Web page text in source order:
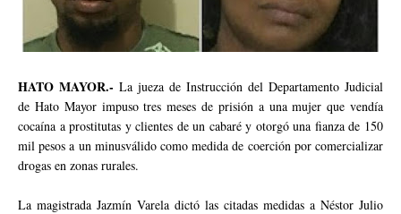
HATO MAYOR.- La jueza de Instrucción del Departamento Judicial
de Hato Mayor impuso tres meses de prisión a una mujer que vendía
cocaína a prostitutas y clientes de un cabaré y otorgó una fianza de 150
mil pesos a un minusválido como medida de coerción por comercializar
drogas en zonas rurales.
La magistrada Jazmín Varela dictó las citadas medidas a Néstor Julio